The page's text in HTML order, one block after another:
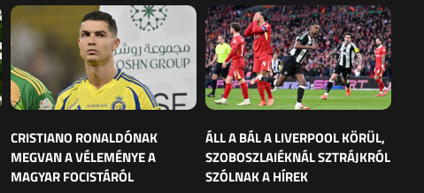
CRISTIANO RONALDÓNAK
MEGVAN A VÉLEMÉNYE A
MAGYAR FOCISTÁRÓL
ÁLL A BÁL A LIVERPOOL KÖRÜL,
SZOBOSZLAIÉKNÁL SZTRÁJKRÓL
SZÓLNAK A HÍREK